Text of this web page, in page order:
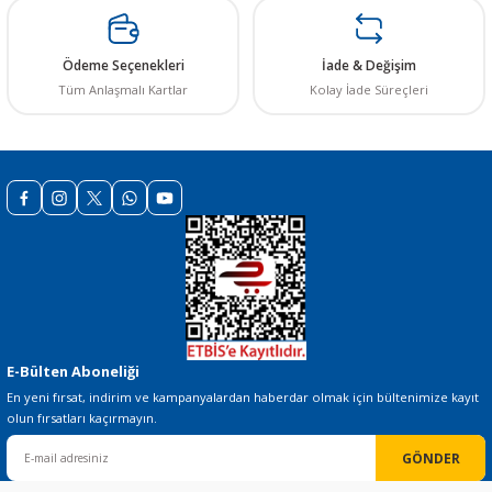
161,78 TL
TÜKENDİ
12V 3.3A 40W Adaptör - GST40A12-P1J + Power Kablosu
1.271,16 TL
STOKTA YOK
Ödeme Seçenekleri
Tüm Anlaşmalı Kartlar
İade & Değişim
Kolay İade Süreçleri
E-Bülten Aboneliği
En yeni fırsat, indirim ve kampanyalardan haberdar olmak için bültenimize kayıt
olun fırsatları kaçırmayın.
GÖNDER